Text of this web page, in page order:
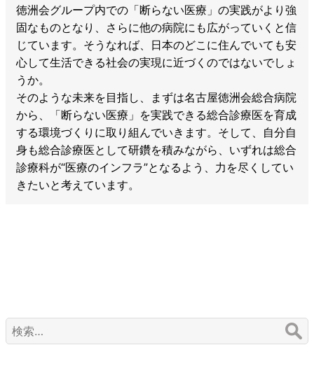
徳洲会グループ内での「断らない医療」の実践がより強
固なものとなり、さらに他の病院にも広がっていくと信
じています。そうなれば、日本のどこに住んでいても安
心して生活できる社会の実現に近づくのではないでしょ
うか。
そのような未来を目指し、まずは名古屋徳洲会総合病院
から、「断らない医療」を実践できる総合診療医を育成
する環境づくりに取り組んでいきます。そして、自分自
身も総合診療医として研鑽を積みながら、いずれは総合
診療科が“医療のインフラ”となるよう、力を尽くしてい
きたいと考えています。
検
索: